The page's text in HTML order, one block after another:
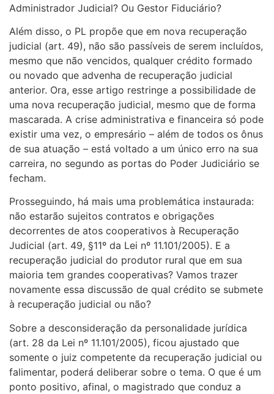
Administrador Judicial? Ou Gestor Fiduciário?
Além disso, o PL propõe que em nova recuperação
judicial (art. 49), não são passíveis de serem incluídos,
mesmo que não vencidos, qualquer crédito formado
ou novado que advenha de recuperação judicial
anterior. Ora, esse artigo restringe a possibilidade de
uma nova recuperação judicial, mesmo que de forma
mascarada. A crise administrativa e financeira só pode
existir uma vez, o empresário – além de todos os ônus
de sua atuação – está voltado a um único erro na sua
carreira, no segundo as portas do Poder Judiciário se
fecham.
Prosseguindo, há mais uma problemática instaurada:
não estarão sujeitos contratos e obrigações
decorrentes de atos cooperativos à Recuperação
Judicial (art. 49, §11º da Lei nº 11.101/2005). E a
recuperação judicial do produtor rural que em sua
maioria tem grandes cooperativas? Vamos trazer
novamente essa discussão de qual crédito se submete
à recuperação judicial ou não?
Sobre a desconsideração da personalidade jurídica
(art. 28 da Lei nº 11.101/2005), ficou ajustado que
somente o juiz competente da recuperação judicial ou
falimentar, poderá deliberar sobre o tema. O que é um
ponto positivo, afinal, o magistrado que conduz a